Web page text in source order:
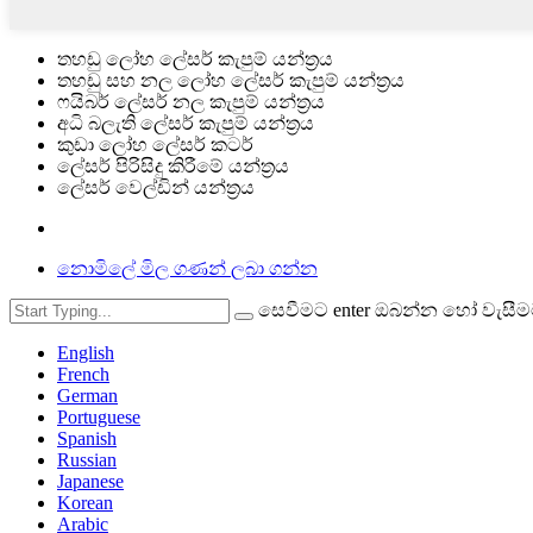
තහඩු ලෝහ ලේසර් කැපුම් යන්ත්‍රය
තහඩු සහ නල ලෝහ ලේසර් කැපුම් යන්ත්‍රය
ෆයිබර් ලේසර් නල කැපුම් යන්ත්‍රය
අධි බලැති ලේසර් කැපුම් යන්ත්‍රය
කුඩා ලෝහ ලේසර් කටර්
ලේසර් පිරිසිදු කිරීමේ යන්ත්‍රය
ලේසර් වෙල්ඩින් යන්ත්‍රය
නොමිලේ මිල ගණන් ලබා ගන්න
සෙවීමට enter ඔබන්න හෝ
English
French
German
Portuguese
Spanish
Russian
Japanese
Korean
Arabic